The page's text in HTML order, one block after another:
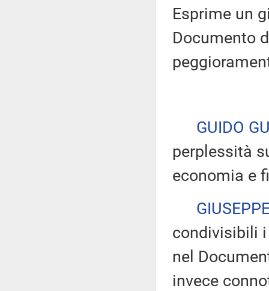
Esprime un
Documento
GUIDO
perplessità
economia e
condivisibili
nel
invece